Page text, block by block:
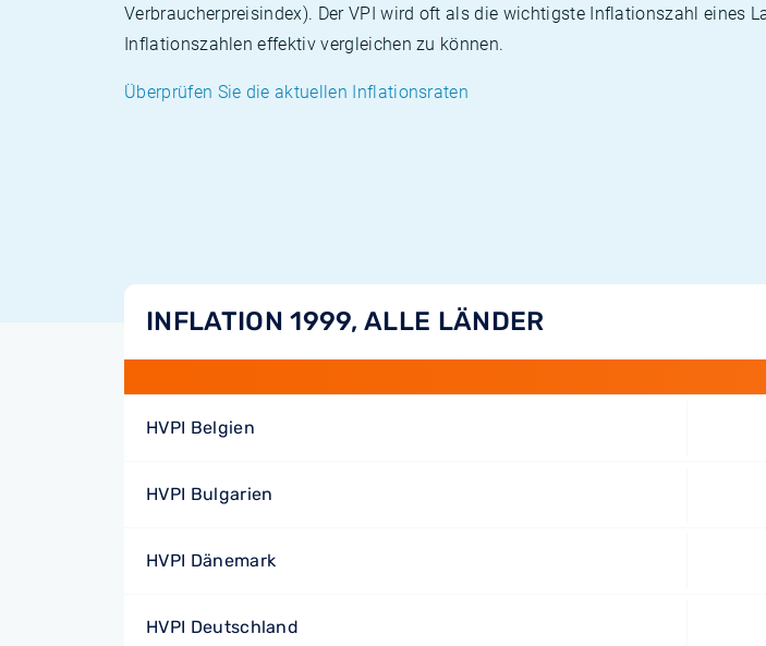
Verbraucherpreisindex). Der VPI wird oft als die wichtigste Inflationszahl eines
Inflationszahlen effektiv vergleichen zu können.
Überprüfen Sie die aktuellen Inflationsraten
INFLATION 1999, ALLE LÄNDER
HVPI Belgien
HVPI Bulgarien
HVPI Dänemark
HVPI Deutschland